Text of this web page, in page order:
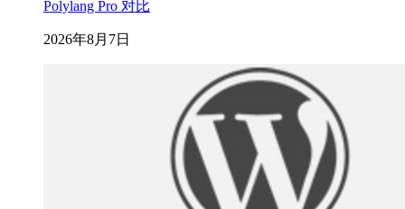
Polylang Pro 对比
2026年8月7日